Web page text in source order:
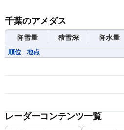
千葉のアメダス
降雪量 積雪深 降水量
順位 地点
レーダーコンテンツ一覧